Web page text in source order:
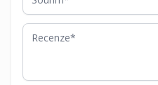
Recenze